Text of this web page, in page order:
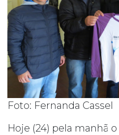
Foto: Fernanda Cassel
Hoje (24) pela manhã